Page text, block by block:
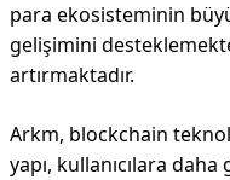
para ekosisteminin
gelişimini
artırmaktadır.
Arkm, blockchain
yapı, kullanıcılara